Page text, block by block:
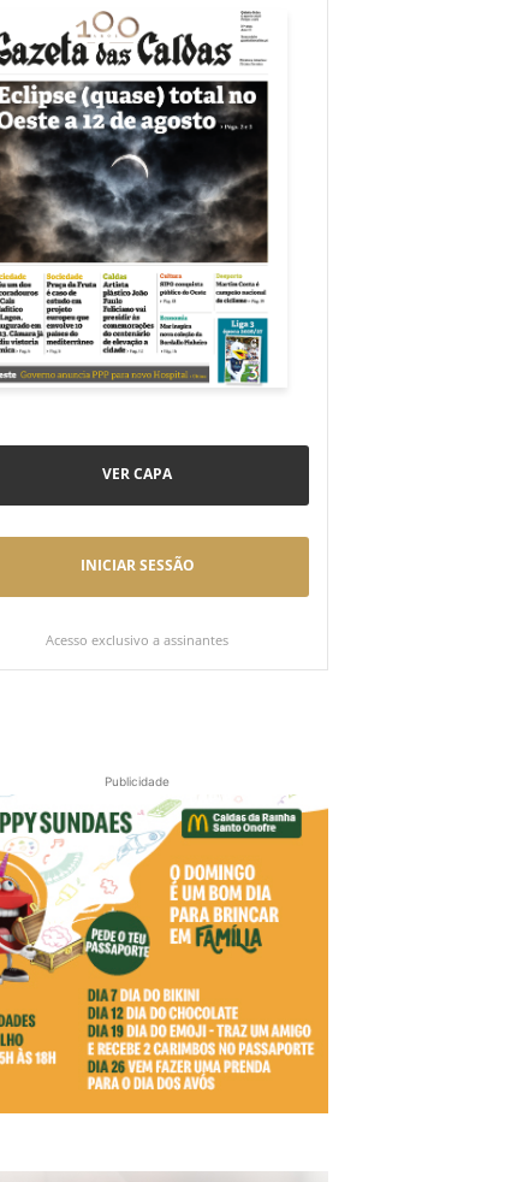
VER CAPA
INICIAR SESSÃO
Acesso exclusivo a assinantes
Publicidade